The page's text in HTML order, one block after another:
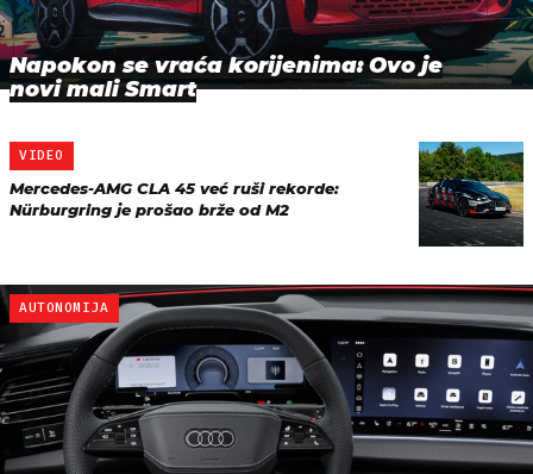
Napokon se vraća korijenima: Ovo je
novi mali Smart
VIDEO
Mercedes-AMG CLA 45 već ruši rekorde:
Nürburgring je prošao brže od M2
AUTONOMIJA